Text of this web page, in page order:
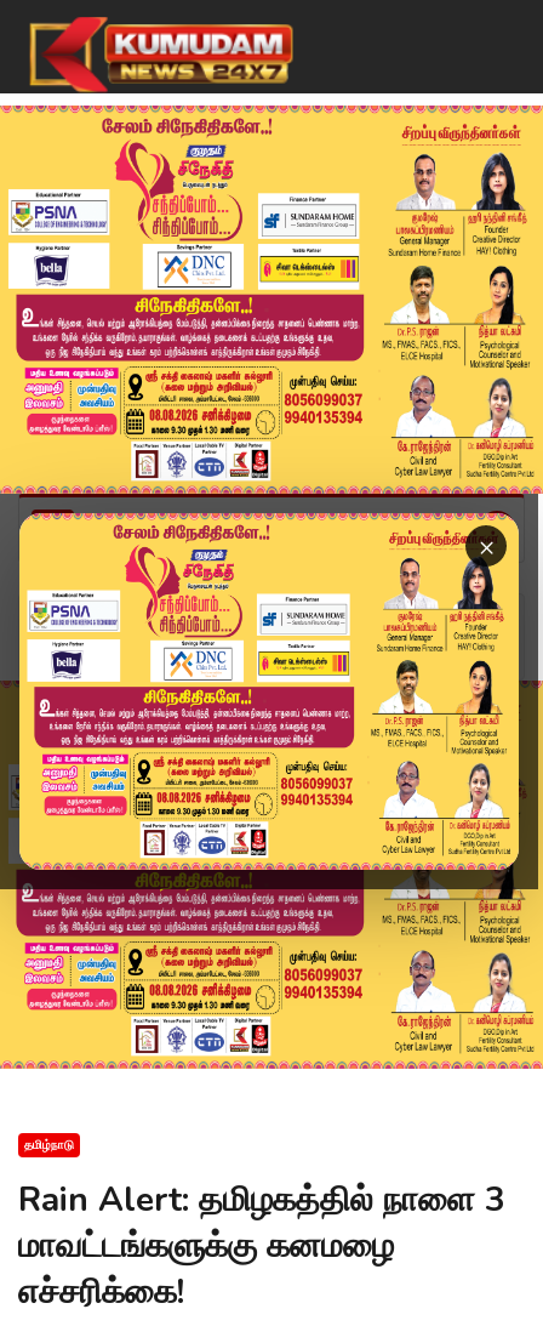
×
Home
தமிழ்நாடு
Rain Alert: தமிழகத்தில் நாளை 3 மாவட்டங்களுக்கு ...
தமிழ்நாடு
Rain Alert: தமிழகத்தில் நாளை 3
மாவட்டங்களுக்கு கனமழை
எச்சரிக்கை!